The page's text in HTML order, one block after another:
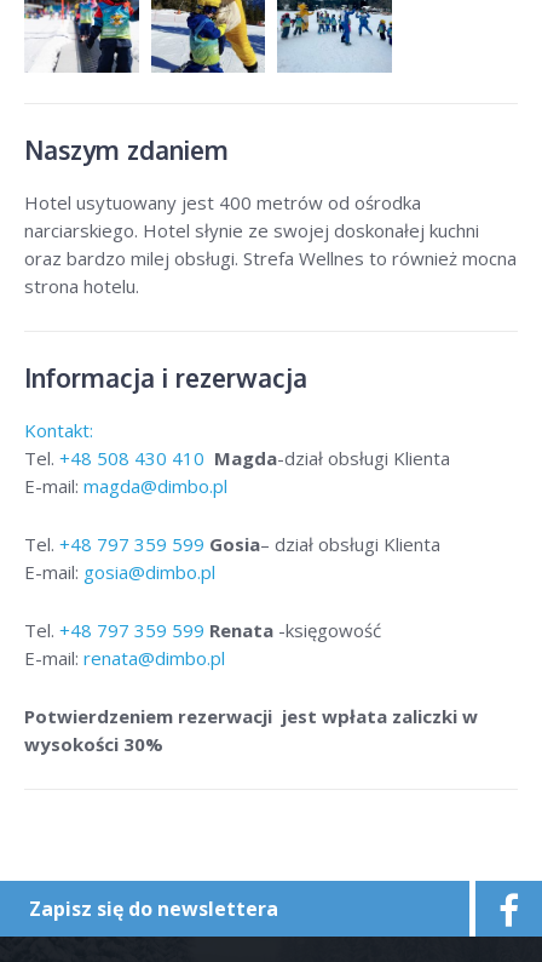
Naszym zdaniem
Hotel usytuowany jest 400 metrów od ośrodka
narciarskiego. Hotel słynie ze swojej doskonałej kuchni
oraz bardzo milej obsługi. Strefa Wellnes to również mocna
strona hotelu.
Informacja i rezerwacja
Kontakt:
Tel. +48 508 430 410 Magda-dział obsługi Klienta
E-mail: magda@dimbo.pl
Tel. +48 797 359 599 Gosia– dział obsługi Klienta
E-mail: gosia@dimbo.pl
Tel. +48 797 359 599 Renata -księgowość
E-mail: renata@dimbo.pl
Potwierdzeniem rezerwacji jest wpłata zaliczki w
wysokości 30%
Zapisz się do newslettera